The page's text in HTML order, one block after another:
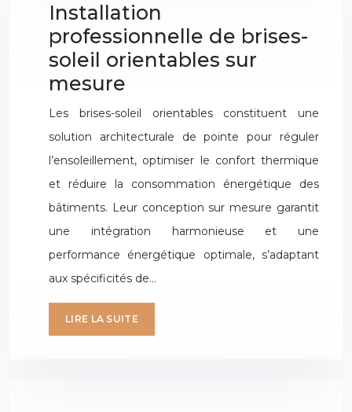
Installation
professionnelle de brises-
soleil orientables sur
mesure
Les brises-soleil orientables constituent une
solution architecturale de pointe pour réguler
l’ensoleillement, optimiser le confort thermique
et réduire la consommation énergétique des
bâtiments. Leur conception sur mesure garantit
une intégration harmonieuse et une
performance énergétique optimale, s’adaptant
aux spécificités de…
LIRE LA SUITE